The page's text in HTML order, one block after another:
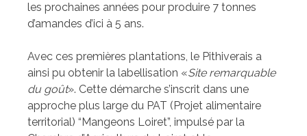
les prochaines années pour produire 7 tonnes
d’amandes d’ici à 5 ans.
Avec ces premières plantations, le Pithiverais a
ainsi pu obtenir la labellisation «Site remarquable
du goût». Cette démarche s’inscrit dans une
approche plus large du PAT (Projet alimentaire
territorial) “Mangeons Loiret”, impulsé par la